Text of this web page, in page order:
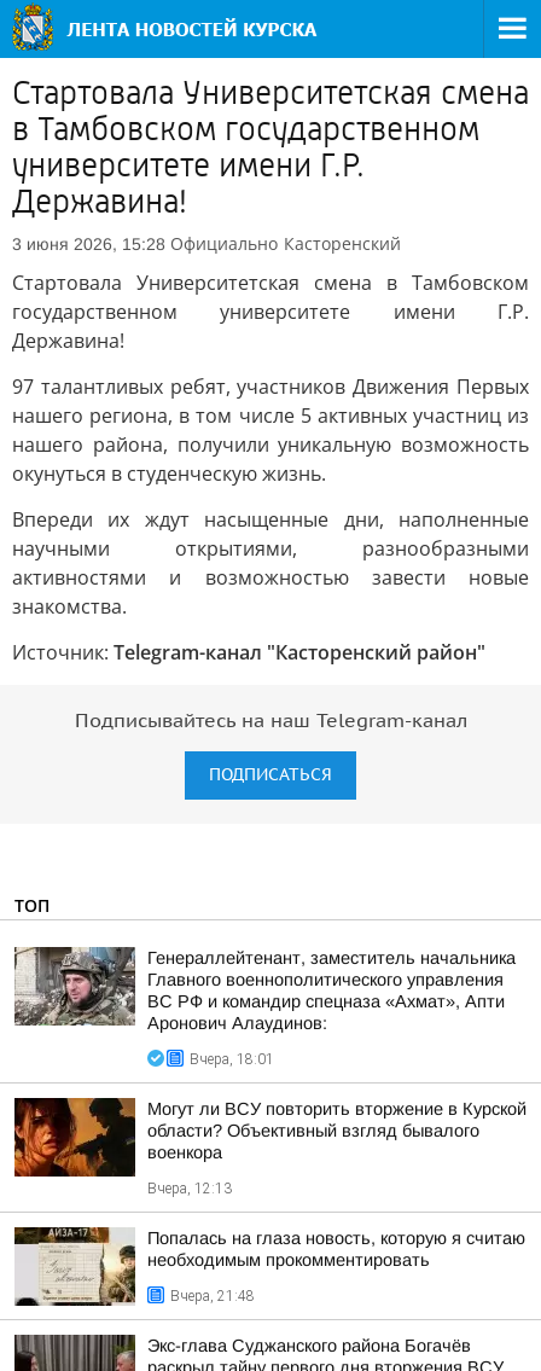
Стартовала Университетская смена
в Тамбовском государственном
университете имени Г.Р.
Державина!
3 июня 2026, 15:28 Официально Касторенский
Стартовала Университетская смена в Тамбовском
государственном университете имени Г.Р.
Державина!
97 талантливых ребят, участников Движения Первых
нашего региона, в том числе 5 активных участниц из
нашего района, получили уникальную возможность
окунуться в студенческую жизнь.
Впереди их ждут насыщенные дни, наполненные
научными открытиями, разнообразными
активностями и возможностью завести новые
знакомства.
Источник: Telegram-канал "Касторенский район"
Подписывайтесь на наш Telegram-канал
ПОДПИСАТЬСЯ
ТОП
Генераллейтенант, заместитель начальника
Главного военнополитического управления
ВС РФ и командир спецназа «Ахмат», Апти
Аронович Алаудинов:
Вчера, 18:01
Могут ли ВСУ повторить вторжение в Курской
области? Объективный взгляд бывалого
военкора
Вчера, 12:13
Попалась на глаза новость, которую я считаю
необходимым прокомментировать
Вчера, 21:48
Экс-глава Суджанского района Богачёв